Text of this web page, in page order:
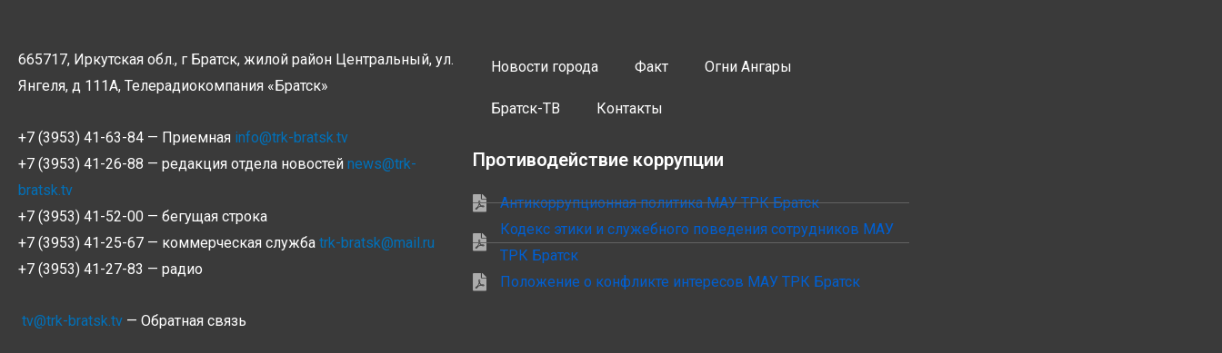
665717, Иркутская обл., г Братск, жилой район Центральный, ул.
Янгеля, д 111А, Телерадиокомпания «Братск»
+7 (3953) 41-63-84 — Приемная info@trk-bratsk.tv
+7 (3953) 41-26-88 — редакция отдела новостей news@trk-
bratsk.tv
+7 (3953) 41-52-00 — бегущая строка
+7 (3953) 41-25-67 — коммерческая служба trk-bratsk@mail.ru
+7 (3953) 41-27-83 — радио
tv@trk-bratsk.tv — Обратная связь
Новости города Факт Огни Ангары
Братск-ТВ Контакты
Противодействие коррупции
Антикоррупционная политика МАУ ТРК Братск
Кодекс этики и служебного поведения сотрудников МАУ
ТРК Братск
Положение о конфликте интересов МАУ ТРК Братск